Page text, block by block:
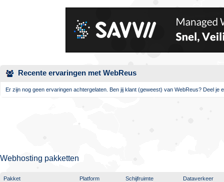
Recente ervaringen met WebReus
Er zijn nog geen ervaringen achtergelaten. Ben jij klant (geweest) van WebReus? Deel je
Webhosting pakketten
Pakket Platform Schijfruimte Dataverkeer